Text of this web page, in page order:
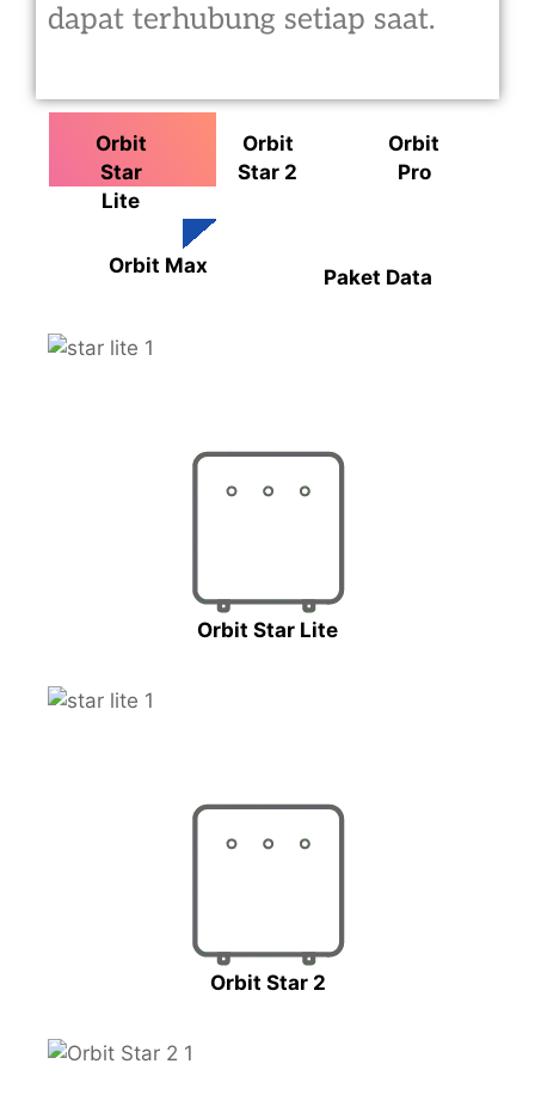
dapat terhubung setiap saat.
Orbit
Star
Lite
Orbit
Star 2
Orbit
Pro
Orbit Max Paket Data
Orbit Star Lite
Orbit Star 2